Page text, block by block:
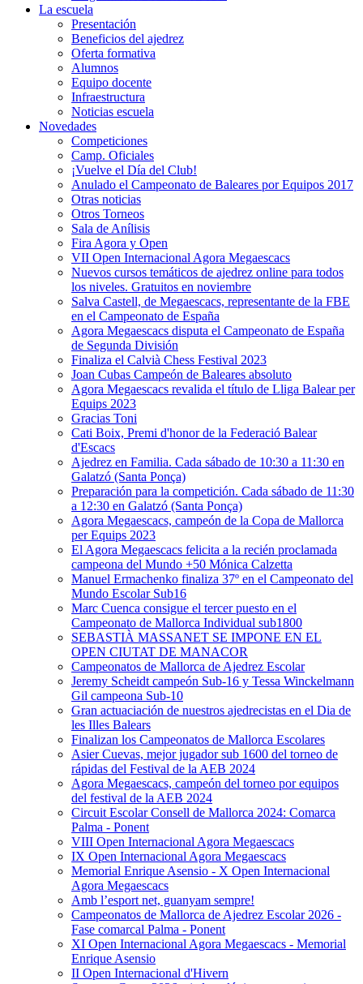
La escuela
Presentación
Beneficios del ajedrez
Oferta formativa
Alumnos
Equipo docente
Infraestructura
Noticias escuela
Novedades
Competiciones
Camp. Oficiales
¡Vuelve el Dí­a del Club!
Anulado el Campeonato de Baleares por Equipos 2017
Otras noticias
Otros Torneos
Sala de Anílisis
Fira Agora y Open
VII Open Internacional Agora Megaescacs
Nuevos cursos temáticos de ajedrez online para todos
los niveles. Gratuitos en noviembre
Salva Castell, de Megaescacs, representante de la FBE
en el Campeonato de España
Agora Megaescacs disputa el Campeonato de España
de Segunda División
Finaliza el Calvià Chess Festival 2023
Joan Cubas Campeón de Baleares absoluto
Agora Megaescacs revalida el título de Lliga Balear per
Equips 2023
Gracias Toni
Cati Boix, Premi d'honor de la Federació Balear
d'Escacs
Ajedrez en Familia. Cada sábado de 10:30 a 11:30 en
Galatzó (Santa Ponça)
Preparación para la competición. Cada sábado de 11:30
a 12:30 en Galatzó (Santa Ponça)
Agora Megaescacs, campeón de la Copa de Mallorca
per Equips 2023
El Agora Megaescacs felicita a la recién proclamada
campeona del Mundo +50 Mónica Calzetta
Manuel Ermachenko finaliza 37º en el Campeonato del
Mundo Escolar Sub16
Marc Cuenca consigue el tercer puesto en el
Campeonato de Mallorca Individual sub1800
SEBASTIÀ MASSANET SE IMPONE EN EL
OPEN CIUTAT DE MANACOR
Campeonatos de Mallorca de Ajedrez Escolar
Jeremy Scheidt campeón Sub-16 y Tessa Winckelmann
Gil campeona Sub-10
Gran actuaciación de nuestros ajedrecistas en el Dia de
les Illes Balears
Finalizan los Campeonatos de Mallorca Escolares
Asier Cuevas, mejor jugador sub 1600 del torneo de
rápidas del Festival de la AEB 2024
Agora Megaescacs, campeón del torneo por equipos
del festival de la AEB 2024
Circuit Escolar Consell de Mallorca 2024: Comarca
Palma - Ponent
VIII Open Internacional Agora Megaescacs
IX Open Internacional Agora Megaescacs
Memorial Enrique Asensio - X Open Internacional
Agora Megaescacs
Amb l’esport net, guanyam sempre!
Campeonatos de Mallorca de Ajedrez Escolar 2026 -
Fase comarcal Palma - Ponent
XI Open Internacional Agora Megaescacs - Memorial
Enrique Asensio
II Open Internacional d'Hivern